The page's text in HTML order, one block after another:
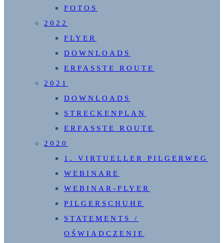
FOTOS
2022
FLYER
DOWNLOADS
ERFASSTE ROUTE
2021
DOWNLOADS
STRECKENPLAN
ERFASSTE ROUTE
2020
1. VIRTUELLER PILGERWEG
WEBINARE
WEBINAR-FLYER
PILGERSCHUHE
STATEMENTS /
OŚWIADCZENIE